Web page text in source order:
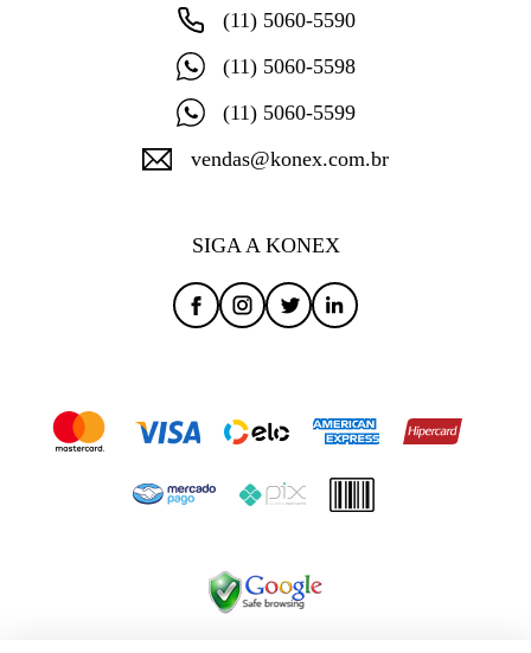
(11) 5060-5590
(11) 5060-5598
(11) 5060-5599
vendas@konex.com.br
SIGA A KONEX